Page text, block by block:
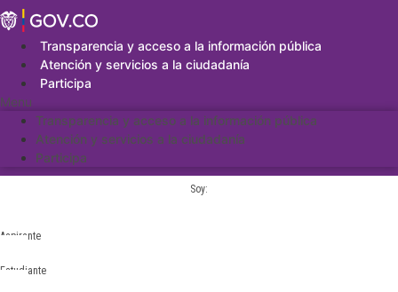
Saltar
al
contenidoTransparencia y acceso a la información pública
Atención y servicios a la ciudadanía
Participa
Menu
Transparencia y acceso a la información pública
Atención y servicios a la ciudadanía
Participa
Soy:
Aspirante
Estudiante